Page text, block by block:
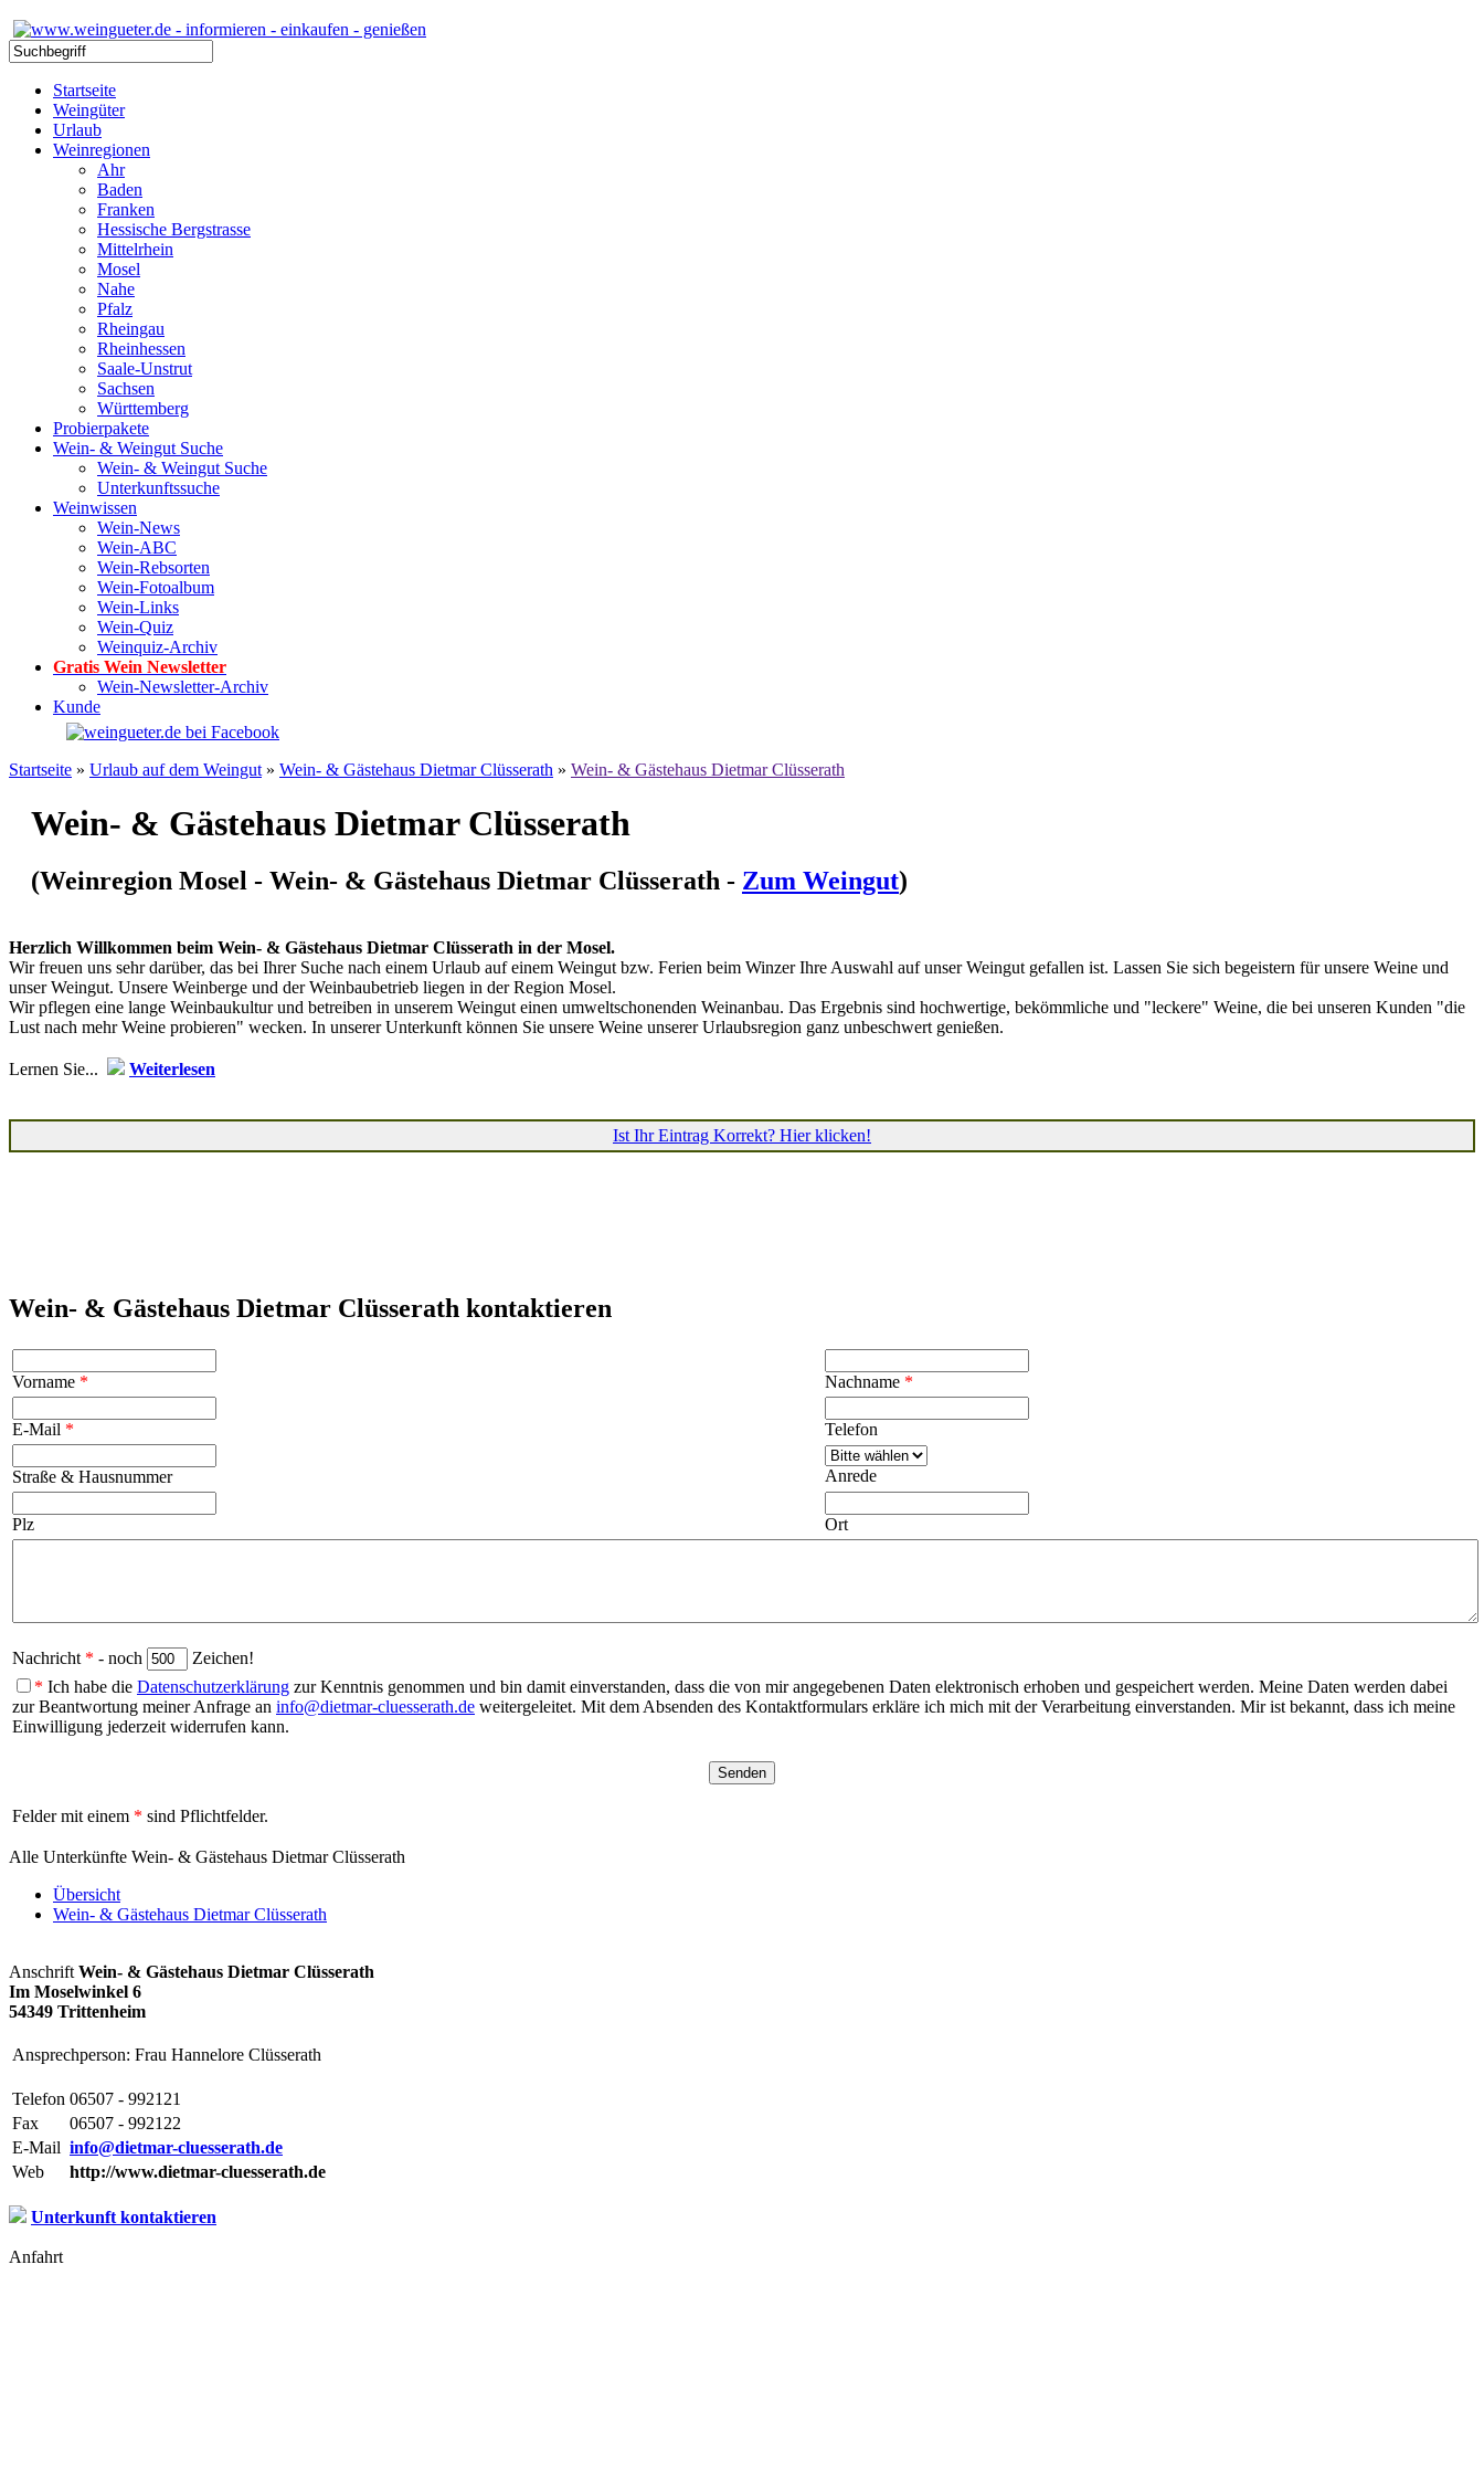
Startseite
Weingüter
Urlaub
Weinregionen
Ahr
Baden
Franken
Hessische Bergstrasse
Mittelrhein
Mosel
Nahe
Pfalz
Rheingau
Rheinhessen
Saale-Unstrut
Sachsen
Württemberg
Probierpakete
Wein- & Weingut Suche
Wein- & Weingut Suche
Unterkunftssuche
Weinwissen
Wein-News
Wein-ABC
Wein-Rebsorten
Wein-Fotoalbum
Wein-Links
Wein-Quiz
Weinquiz-Archiv
Gratis Wein Newsletter
Wein-Newsletter-Archiv
Kunde
Startseite » Urlaub auf dem Weingut » Wein- & Gästehaus Dietmar Clüsserath » Wein- & Gästehaus Dietmar Clüsserath
Wein- & Gästehaus Dietmar Clüsserath
(Weinregion Mosel - Wein- & Gästehaus Dietmar Clüsserath - Zum Weingut)
Herzlich Willkommen beim Wein- & Gästehaus Dietmar Clüsserath in der Mosel.
Wir freuen uns sehr darüber, das bei Ihrer Suche nach einem Urlaub auf einem Weingut bzw. Ferien beim Winzer Ihre Auswahl auf unser Weingut gefallen ist. Lassen Sie sich begeistern für unsere Weine und
unser Weingut. Unsere Weinberge und der Weinbaubetrieb liegen in der Region Mosel.
Wir pflegen eine lange Weinbaukultur und betreiben in unserem Weingut einen umweltschonenden Weinanbau. Das Ergebnis sind hochwertige, bekömmliche und "leckere" Weine, die bei unseren Kunden "die
Lust nach mehr Weine probieren" wecken. In unserer Unterkunft können Sie unsere Weine unserer Urlaubsregion ganz unbeschwert genießen.
Lernen Sie... Weiterlesen
Ist Ihr Eintrag Korrekt? Hier klicken!
Wein- & Gästehaus Dietmar Clüsserath kontaktieren
Vorname * Nachname *
E-Mail * Telefon
Straße & Hausnummer Anrede
Plz Ort
Nachricht * - noch
Zeichen!
* Ich habe die Datenschutzerklärung zur Kenntnis genommen und bin damit einverstanden, dass die von mir angegebenen Daten elektronisch erhoben und gespeichert werden. Meine Daten werden dabei
zur Beantwortung meiner Anfrage an info@dietmar-cluesserath.de weitergeleitet. Mit dem Absenden des Kontaktformulars erkläre ich mich mit der Verarbeitung einverstanden. Mir ist bekannt, dass ich meine
Einwilligung jederzeit widerrufen kann.
Felder mit einem * sind Pflichtfelder.
Alle Unterkünfte Wein- & Gästehaus Dietmar Clüsserath
Übersicht
Wein- & Gästehaus Dietmar Clüsserath
Anschrift Wein- & Gästehaus Dietmar Clüsserath
Im Moselwinkel 6
54349 Trittenheim
Ansprechperson: Frau Hannelore Clüsserath
Telefon 06507 - 992121
Fax
06507 - 992122
E-Mail info@dietmar-cluesserath.de
Web
http://www.dietmar-cluesserath.de
Unterkunft kontaktieren
Anfahrt